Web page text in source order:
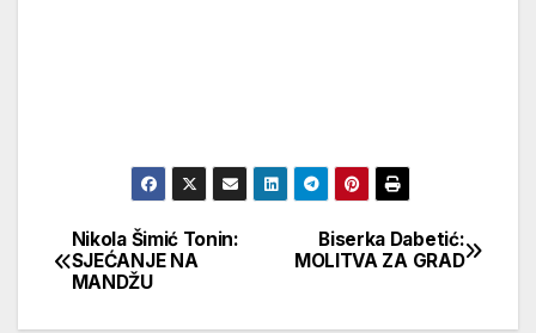
Кретање
чланка
Biserkа Dаbetić:
MOLITVA ZA GRAD
Nikola Šimić Tonin:
SJEĆANJE NA
MANDŽU